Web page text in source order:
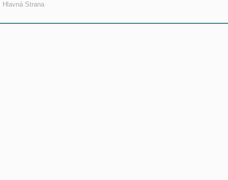
Hlavná Strana